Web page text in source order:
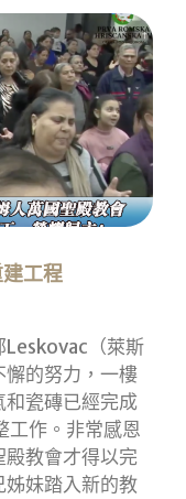
工程
Leskovac（萊斯
的努力，一樓
瓷磚已經完成
工作。非常感恩
殿教會才得以完
妹踏入新的教